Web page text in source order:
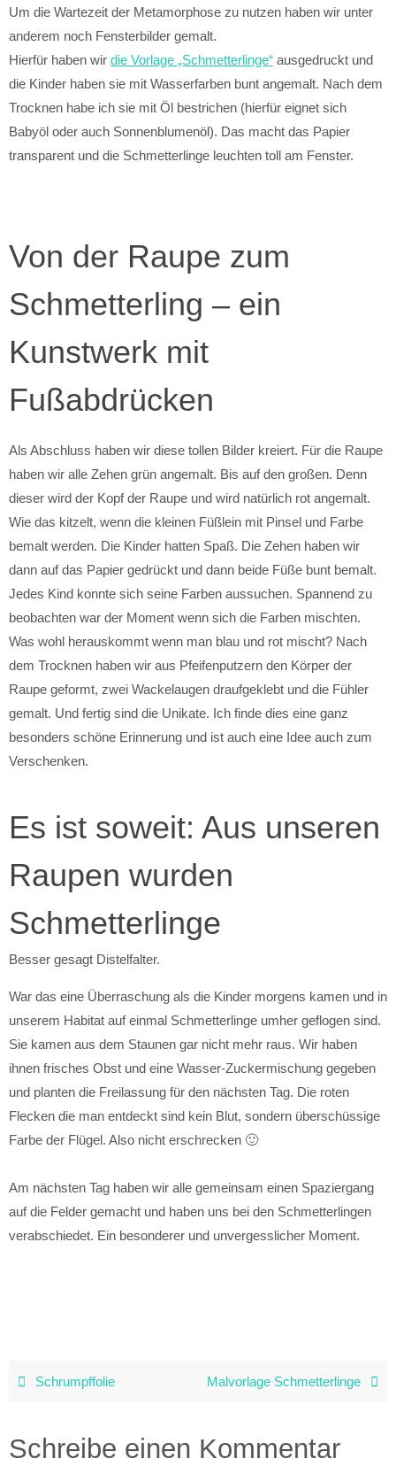
Um die Wartezeit der Metamorphose zu nutzen haben wir unter
anderem noch Fensterbilder gemalt.
Hierfür haben wir die Vorlage „Schmetterlinge“ ausgedruckt und
die Kinder haben sie mit Wasserfarben bunt angemalt. Nach dem
Trocknen habe ich sie mit Öl bestrichen (hierfür eignet sich
Babyöl oder auch Sonnenblumenöl). Das macht das Papier
transparent und die Schmetterlinge leuchten toll am Fenster.
Von der Raupe zum
Schmetterling – ein
Kunstwerk mit
Fußabdrücken
Als Abschluss haben wir diese tollen Bilder kreiert. Für die Raupe
haben wir alle Zehen grün angemalt. Bis auf den großen. Denn
dieser wird der Kopf der Raupe und wird natürlich rot angemalt.
Wie das kitzelt, wenn die kleinen Füßlein mit Pinsel und Farbe
bemalt werden. Die Kinder hatten Spaß. Die Zehen haben wir
dann auf das Papier gedrückt und dann beide Füße bunt bemalt.
Jedes Kind konnte sich seine Farben aussuchen. Spannend zu
beobachten war der Moment wenn sich die Farben mischten.
Was wohl herauskommt wenn man blau und rot mischt? Nach
dem Trocknen haben wir aus Pfeifenputzern den Körper der
Raupe geformt, zwei Wackelaugen draufgeklebt und die Fühler
gemalt. Und fertig sind die Unikate. Ich finde dies eine ganz
besonders schöne Erinnerung und ist auch eine Idee auch zum
Verschenken.
Es ist soweit: Aus unseren
Raupen wurden
Schmetterlinge
Besser gesagt Distelfalter.
War das eine Überraschung als die Kinder morgens kamen und in
unserem Habitat auf einmal Schmetterlinge umher geflogen sind.
Sie kamen aus dem Staunen gar nicht mehr raus. Wir haben
ihnen frisches Obst und eine Wasser-Zuckermischung gegeben
und planten die Freilassung für den nächsten Tag. Die roten
Flecken die man entdeckt sind kein Blut, sondern überschüssige
Farbe der Flügel. Also nicht erschrecken 🙂
Am nächsten Tag haben wir alle gemeinsam einen Spaziergang
auf die Felder gemacht und haben uns bei den Schmetterlingen
verabschiedet. Ein besonderer und unvergesslicher Moment.
Schrumpffolie Malvorlage Schmetterlinge
Schreibe einen Kommentar